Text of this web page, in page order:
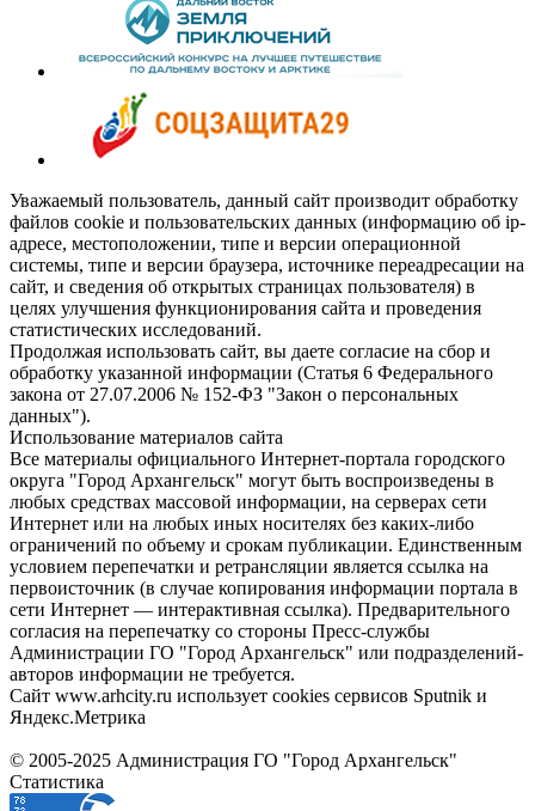
Уважаемый пользователь, данный сайт производит обработку
файлов cookie и пользовательских данных (информацию об ip-
адресе, местоположении, типе и версии операционной
системы, типе и версии браузера, источнике переадресации на
сайт, и сведения об открытых страницах пользователя) в
целях улучшения функционирования сайта и проведения
статистических исследований.
Продолжая использовать сайт, вы даете согласие на сбор и
обработку указанной информации (Статья 6 Федерального
закона от 27.07.2006 № 152-ФЗ "Закон о персональных
данных").
Использование материалов сайта
Все материалы официального Интернет-портала городского
округа "Город Архангельск" могут быть воспроизведены в
любых средствах массовой информации, на серверах сети
Интернет или на любых иных носителях без каких-либо
ограничений по объему и срокам публикации. Единственным
условием перепечатки и ретрансляции является ссылка на
первоисточник (в случае копирования информации портала в
сети Интернет — интерактивная ссылка). Предварительного
согласия на перепечатку со стороны Пресс-службы
Администрации ГО "Город Архангельск" или подразделений-
авторов информации не требуется.
Сайт www.arhcity.ru использует cookies сервисов Sputnik и
Яндекс.Метрика
© 2005-2025 Администрация ГО "Город Архангельск"
Статистика